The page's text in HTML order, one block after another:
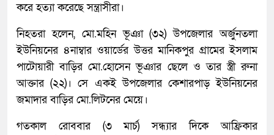
করে হত্যা করেছে সন্ত্রাসীরা।
নিহতরা হলেন, মো.মহিন ভূঞা (৩২) উপজেলার অর্জুনতলা
ইউনিয়নের ৪নাম্বার ওয়ার্ডের উত্তর মানিকপুর গ্রামের ইসলাম
পাটোয়ারী বাড়ির মো.হোসেন ভূঞার ছেলে ও তার স্ত্রী রুনা
আক্তার (২২)। সে একই উপজেলার কেশারপাড় ইউনিয়নের
জমাদার বাড়ির মো.লিটনের মেয়ে।
গতকাল রোববার (৩ মার্চ) সন্ধ্যার দিকে আফ্রিকার